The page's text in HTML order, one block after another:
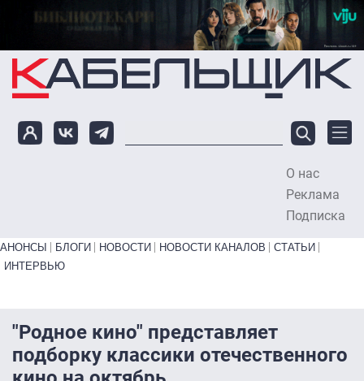
Перейти к основному содержанию
О нас
Реклама
Подписка
Primary links bottom
АНОНСЫ БЛОГИ НОВОСТИ НОВОСТИ КАНАЛОВ
СТАТЬИ
ИНТЕРВЬЮ
"Родное кино" представляет
подборку классики отечественного